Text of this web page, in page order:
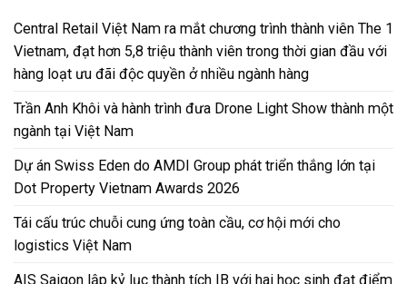
Central Retail Việt Nam ra mắt chương trình thành viên The 1
Vietnam, đạt hơn 5,8 triệu thành viên trong thời gian đầu với
hàng loạt ưu đãi độc quyền ở nhiều ngành hàng
Trần Anh Khôi và hành trình đưa Drone Light Show thành một
ngành tại Việt Nam
Dự án Swiss Eden do AMDI Group phát triển thắng lớn tại
Dot Property Vietnam Awards 2026
Tái cấu trúc chuỗi cung ứng toàn cầu, cơ hội mới cho
logistics Việt Nam
AIS Saigon lập kỷ lục thành tích IB với hai học sinh đạt điểm